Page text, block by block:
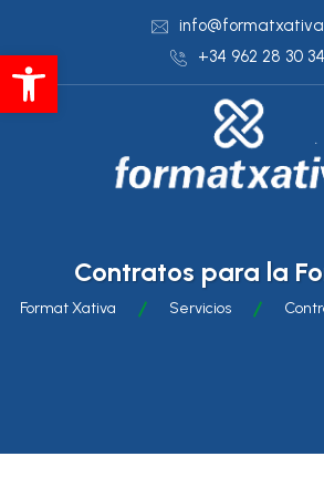
Abrir barra de+34 962 28 30 34
Contratos para la
Format Xativa Servicios